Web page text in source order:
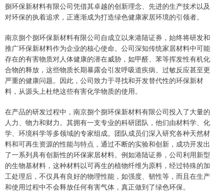
捌环保新材料有限公司凭借其卓越的创新理念、先进的生产技术以及
对环保的执着追求，正逐渐成为打造绿色健康家居环境的引领者。
南京捌个捌环保新材料有限公司自成立以来港陆证券，始终将研发和
推广环保新材料作为企业的核心使命。公司深知传统家居材料中可能
存在的有害物质对人体健康的潜在威胁，如甲醛、苯等挥发性有机化
合物的释放，这些物质长期暴露会引发呼吸道疾病、过敏反应甚至更
严重的健康问题。因此，公司致力于寻找和开发替代性的环保新材
料，从源头上杜绝这些有害化学物质的使用。
在产品的研发过程中，南京捌个捌环保新材料有限公司投入了大量的
人力、物力和财力。其拥有一支专业的科研团队，他们由材料学、化
学、环境科学等多领域的专家组成。团队成员们深入研究各种天然材
料和可再生资源的性能与特点，通过不断的实验和创新，成功开发出
了一系列具有创新性的环保家居材料。例如港陆证券，公司利用新型
的生物基材料，这种材料以可再生的植物纤维为原料，经过特殊的加
工处理后，不仅具有良好的物理性能，如强度、韧性等，而且在生产
和使用过程中不会释放任何有害气体，真正做到了绿色环保。